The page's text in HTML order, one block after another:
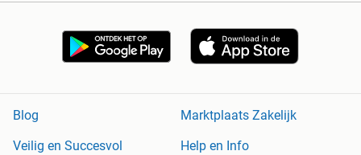
Blog
Marktplaats Zakelijk
Veilig en Succesvol
Help en Info